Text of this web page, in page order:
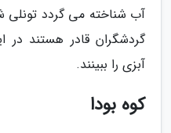
آبزی را ببینند.
کوه بودا